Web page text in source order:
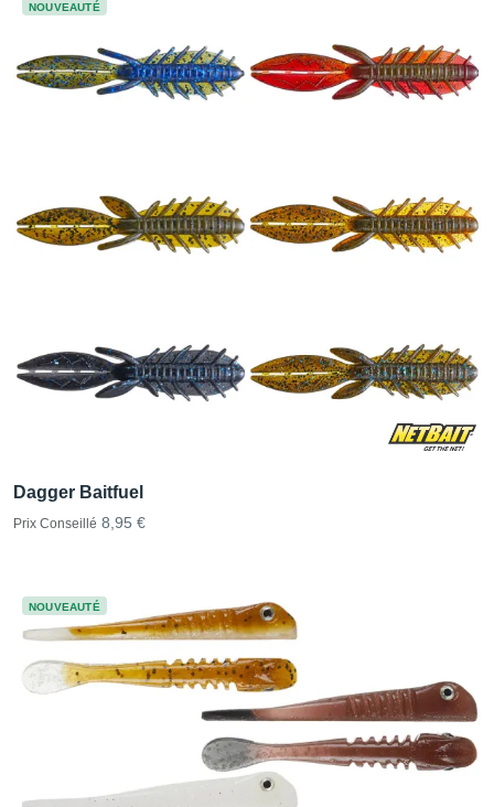
NOUVEAUTÉ
Dagger Baitfuel
Prix Conseillé 8,95 €
NOUVEAUTÉ